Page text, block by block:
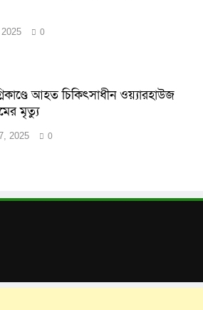
0
আহত চিকিৎসাধীন ওয়্যারহাউজ
মৃত্যু
2025 0